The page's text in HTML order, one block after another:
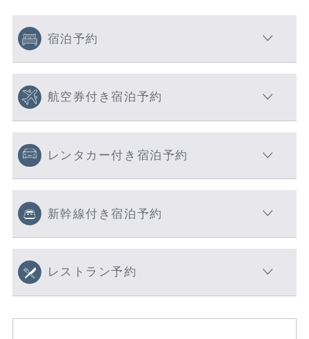
宿泊予約
航空券付き宿泊予約
レンタカー付き宿泊予約
新幹線付き宿泊予約
レストラン予約